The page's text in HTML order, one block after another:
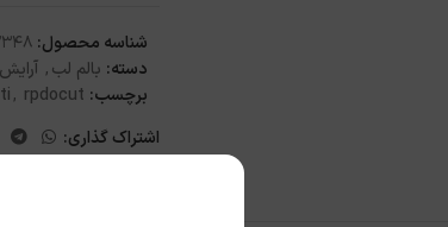
شناسه محصول:
دسته: بالم لب,
برچسب:
, rpdocut
اشتراک گذاری: